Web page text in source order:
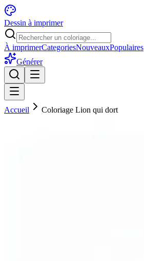
Dessin à imprimer
À imprimerCategoriesNouveauxPopulaires
Générer
Accueil Coloriage Lion qui dort